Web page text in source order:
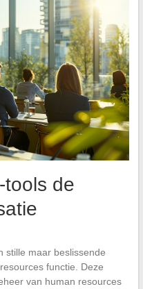
tools de
stille maar beslissende
functie. Deze
van human resources